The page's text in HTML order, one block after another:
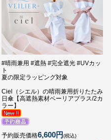
#晴雨兼用 #遮熱 #完全遮光 #UVカッ
ト
夏の限定ラッピング対象
Ciel（シエル）の晴雨兼用折りたたみ
日傘【高遮熱素材ベーリアプラス/2カ
ラー】
予約販売価格6,600円(税込)